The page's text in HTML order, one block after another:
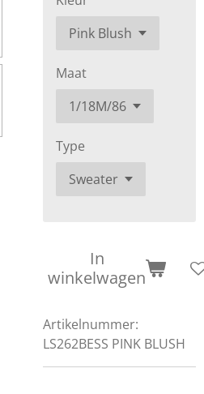
Maat
Type
In
winkelwagen
Artikelnummer:
LS262BESS PINK BLUSH